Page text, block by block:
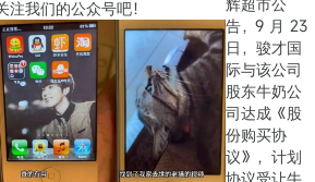
我们的公众号吧！
告，9 月 23
日，骏才国
际与该公司
股东牛奶公
司达成《股
份购买协
议》，计划